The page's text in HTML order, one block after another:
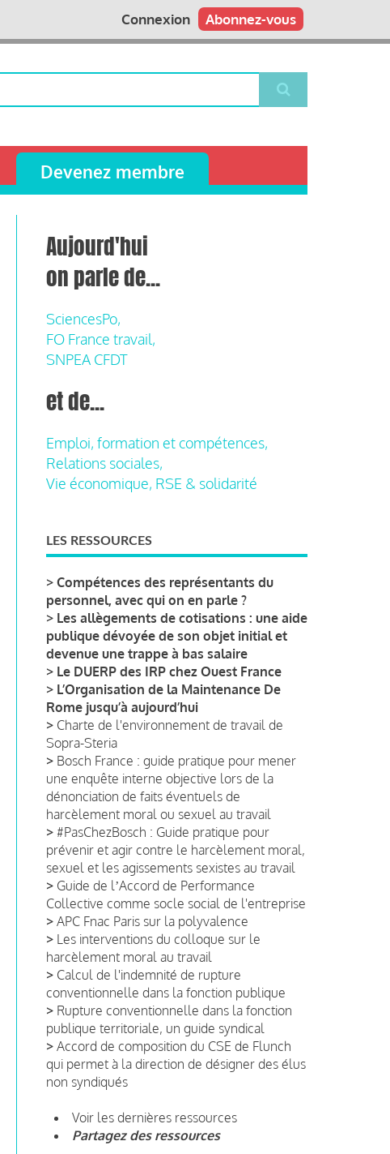
Abonnez-vous
Connexion
Devenez membre
Aujourd'hui
on parle de...
SciencesPo,
FO France travail,
SNPEA CFDT
et de...
Emploi, formation et compétences,
Relations sociales,
Vie économique, RSE & solidarité
LES RESSOURCES
> Compétences des représentants du
personnel, avec qui on en parle ?
> Les allègements de cotisations : une aide
publique dévoyée de son objet initial et
devenue une trappe à bas salaire
> Le DUERP des IRP chez Ouest France
> L’Organisation de la Maintenance De
Rome jusqu’à aujourd’hui
> Charte de l'environnement de travail de
Sopra-Steria
> Bosch France : guide pratique pour mener
une enquête interne objective lors de la
dénonciation de faits éventuels de
harcèlement moral ou sexuel au travail
> #PasChezBosch : Guide pratique pour
prévenir et agir contre le harcèlement moral,
sexuel et les agissements sexistes au travail
> Guide de lʼAccord de Performance
Collective comme socle social de l'entreprise
> APC Fnac Paris sur la polyvalence
> Les interventions du colloque sur le
harcèlement moral au travail
> Calcul de l'indemnité de rupture
conventionnelle dans la fonction publique
> Rupture conventionnelle dans la fonction
publique territoriale, un guide syndical
> Accord de composition du CSE de Flunch
qui permet à la direction de désigner des élus
non syndiqués
Voir les dernières ressources
Partagez des ressources